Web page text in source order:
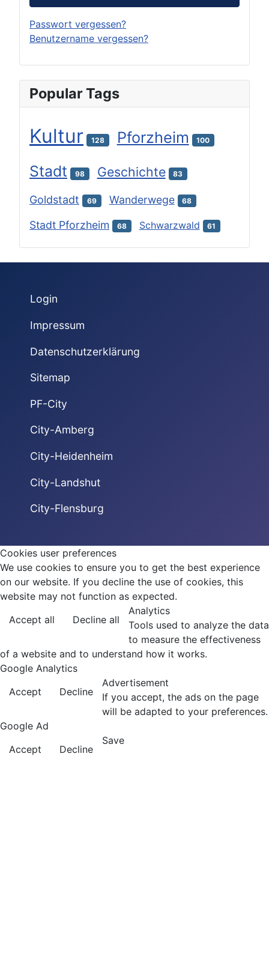
Passwort vergessen?
Benutzername vergessen?
Popular Tags
Kultur 128 Pforzheim 100
Stadt 98 Geschichte 83
Goldstadt 69 Wanderwege 68
Stadt Pforzheim 68 Schwarzwald 61
Login
Impressum
Datenschutzerklärung
Sitemap
PF-City
City-Amberg
City-Heidenheim
City-Landshut
City-Flensburg
Cookies user preferences
We use cookies to ensure you to get the best experience
on our website. If you decline the use of cookies, this
website may not function as expected.
Accept all
Decline all
Analytics
Tools used to analyze the data
to measure the effectiveness
of a website and to understand how it works.
Google Analytics
Accept
Decline
Advertisement
If you accept, the ads on the page
will be adapted to your preferences.
Google Ad
Accept
Decline
Save